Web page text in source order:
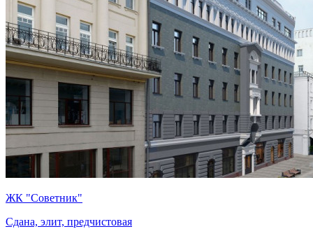
ЖК "Советник"
Сдана, элит, предчистовая